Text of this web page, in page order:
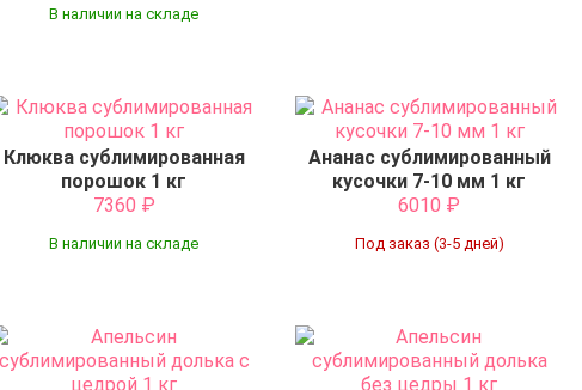
В наличии на складе
Клюква сублимированная
порошок 1 кг
7360 ₽
В наличии на складе
Ананас сублимированный
кусочки 7-10 мм 1 кг
6010 ₽
Под заказ (3-5 дней)